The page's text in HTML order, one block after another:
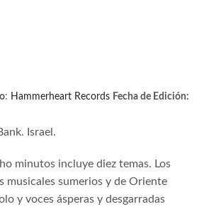
: Hammerheart Records Fecha de Edición:
Israel.
minutos incluye diez temas. Los
musicales sumerios y de Oriente
y voces ásperas y desgarradas